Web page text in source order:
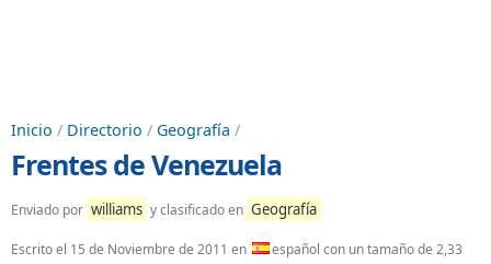
Inicio / Directorio / Geografía /
Frentes de Venezuela
Enviado por williams y clasificado en Geografía
Escrito el 15 de Noviembre de 2011 en español con un tamaño de 2,33